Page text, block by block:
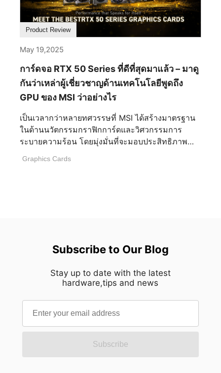
โปรไฟล์เฉพาะทางด้านล่างนี้ โดยชื่อโปรไฟล์อาจอยู่
ในหมวด Game Mode, Pro Mode หรือ Mode ทั้งนี้
ขึ้นอยู่กับรุ่นที่คุณใช้งาน 1. สำหรับการเล่นเกมแนว
แข่งขัน ชัยชนะอยู่ที่รายละเอียด โหมดเหล่านี้ถูกปรับ
ตอบสนอง FPS Mode (First-Person Shooter)
เหมาะสำหรับ: CS2, VALORANT, Fortnite, Call [...]
Product Review
May 19,2025
การ์ดจอ RTX 50 Series ที่ดีที่สุดมาแล้ว – มาดู
กันว่าเหล่าผู้เชี่ยวชาญด้านเทคโนโลยีพูดถึง
GPU ของ MSI ว่าอย่างไร
เป็นเวลากว่าหลายทศวรรษที่ MSI ได้สร้างมาตรฐาน
ในด้านนวัตกรรมกราฟิกการ์ดและวิศวกรรมการ
ระบายความร้อน โดยมุ่งมั่นที่จะมอบประสิทธิภาพ
สูงให้กับทั้งเกมเมอร์และมืออาชีพ ตั้งแต่ช่วงปลาย
นวัตกรรมสำคัญทั้งในซอฟต์แวร์ ฮาร์ดแวร์ และ
จนถึงผลิตภัณฑ์ซีรีส์ SUPRIM รุ่นล่าสุด MSI ยังคงยึด
มั่นในการยกระดับความน่าเชื่อถือและวิศวกรรมในทุก
สามารถในการโอเวอร์คล็อกที่น่าประทับใจ และ
ของ MSI มาโดยตลอด เรารู้สึกสนุกและภาคภูมิใจเป็น
Graphics Cards
Subscribe to Our Blog
Stay up to date with the latest
hardware,tips and news
Subscribe